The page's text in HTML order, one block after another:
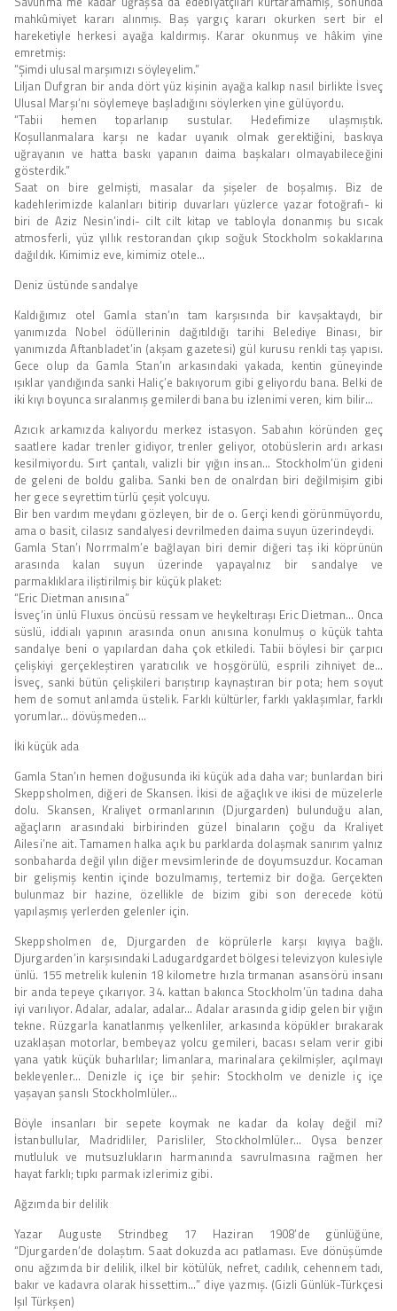
mahkûmiyet kararı alınmış. Baş yargıç kararı okurken sert bir el
hareketiyle herkesi ayağa kaldırmış. Karar okunmuş ve hâkim yine
emretmiş:
“Şimdi ulusal marşımızı söyleyelim.”
Liljan Dufgran bir anda dört yüz kişinin ayağa kalkıp nasıl birlikte İsveç
Ulusal Marşı’nı söylemeye başladığını söylerken yine gülüyordu.
“Tabii hemen toparlanıp sustular. Hedefimize ulaşmıştık.
Koşullanmalara karşı ne kadar uyanık olmak gerektiğini, baskıya
uğrayanın ve hatta baskı yapanın daima başkaları olmayabileceğini
gösterdik.”
Saat on bire gelmişti, masalar da şişeler de boşalmış. Biz de
kadehlerimizde kalanları bitirip duvarları yüzlerce yazar fotoğrafı- ki
biri de Aziz Nesin’indi- cilt cilt kitap ve tabloyla donanmış bu sıcak
atmosferli, yüz yıllık restorandan çıkıp soğuk Stockholm sokaklarına
dağıldık. Kimimiz eve, kimimiz otele…
Deniz üstünde sandalye
Kaldığımız otel Gamla stan’ın tam karşısında bir kavşaktaydı, bir
yanımızda Nobel ödüllerinin dağıtıldığı tarihi Belediye Binası, bir
yanımızda Aftanbladet’in (akşam gazetesi) gül kurusu renkli taş yapısı.
Gece olup da Gamla Stan’ın arkasındaki yakada, kentin güneyinde
ışıklar yandığında sanki Haliç’e bakıyorum gibi geliyordu bana. Belki de
iki kıyı boyunca sıralanmış gemilerdi bana bu izlenimi veren, kim bilir…
Azıcık arkamızda kalıyordu merkez istasyon. Sabahın köründen geç
saatlere kadar trenler gidiyor, trenler geliyor, otobüslerin ardı arkası
kesilmiyordu. Sırt çantalı, valizli bir yığın insan… Stockholm’ün gideni
de geleni de boldu galiba. Sanki ben de onalrdan biri değilmişim gibi
her gece seyrettim türlü çeşit yolcuyu.
Bir ben vardım meydanı gözleyen, bir de o. Gerçi kendi görünmüyordu,
ama o basit, cilasız sandalyesi devrilmeden daima suyun üzerindeydi.
Gamla Stan’ı Norrmalm’e bağlayan biri demir diğeri taş iki köprünün
arasında kalan suyun üzerinde yapayalnız bir sandalye ve
parmaklıklara iliştirilmiş bir küçük plaket:
“Eric Dietman anısına”
İsveç’in ünlü Fluxus öncüsü ressam ve heykeltıraşı Eric Dietman… Onca
süslü, iddialı yapının arasında onun anısına konulmuş o küçük tahta
sandalye beni o yapılardan daha çok etkiledi. Tabii böylesi bir çarpıcı
çelişkiyi gerçekleştiren yaratıcılık ve hoşgörülü, esprili zihniyet de…
İsveç, sanki bütün çelişkileri barıştırıp kaynaştıran bir pota; hem soyut
hem de somut anlamda üstelik. Farklı kültürler, farklı yaklaşımlar, farklı
yorumlar… dövüşmeden…
İki küçük ada
Gamla Stan’ın hemen doğusunda iki küçük ada daha var; bunlardan biri
Skeppsholmen, diğeri de Skansen. İkisi de ağaçlık ve ikisi de müzelerle
dolu. Skansen, Kraliyet ormanlarının (Djurgarden) bulunduğu alan,
ağaçların arasındaki birbirinden güzel binaların çoğu da Kraliyet
Ailesi’ne ait. Tamamen halka açık bu parklarda dolaşmak sanırım yalnız
sonbaharda değil yılın diğer mevsimlerinde de doyumsuzdur. Kocaman
bir gelişmiş kentin içinde bozulmamış, tertemiz bir doğa. Gerçekten
bulunmaz bir hazine, özellikle de bizim gibi son derecede kötü
yapılaşmış yerlerden gelenler için.
Skeppsholmen de, Djurgarden de köprülerle karşı kıyıya bağlı.
Djurgarden’in karşısındaki Ladugardgardet bölgesi televizyon kulesiyle
ünlü. 155 metrelik kulenin 18 kilometre hızla tırmanan asansörü insanı
bir anda tepeye çıkarıyor. 34. kattan bakınca Stockholm’ün tadına daha
iyi varılıyor. Adalar, adalar, adalar… Adalar arasında gidip gelen bir yığın
tekne. Rüzgarla kanatlanmış yelkenliler, arkasında köpükler bırakarak
uzaklaşan motorlar, bembeyaz yolcu gemileri, bacası selam verir gibi
yana yatık küçük buharlılar; limanlara, marinalara çekilmişler, açılmayı
bekleyenler… Denizle iç içe bir şehir: Stockholm ve denizle iç içe
yaşayan şanslı Stockholmlüler…
Böyle insanları bir sepete koymak ne kadar da kolay değil mi?
İstanbullular, Madridliler, Parisliler, Stockholmlüler… Oysa benzer
mutluluk ve mutsuzlukların harmanında savrulmasına rağmen her
hayat farklı; tıpkı parmak izlerimiz gibi.
Ağzımda bir delilik
Yazar Auguste Strindbeg 17 Haziran 1908’de günlüğüne,
“Djurgarden’de dolaştım. Saat dokuzda acı patlaması. Eve dönüşümde
onu ağzımda bir delilik, ilkel bir kötülük, nefret, cadılık, cehennem tadı,
bakır ve kadavra olarak hissettim…” diye yazmış. (Gizli Günlük-Türkçesi
Işıl Türkşen)